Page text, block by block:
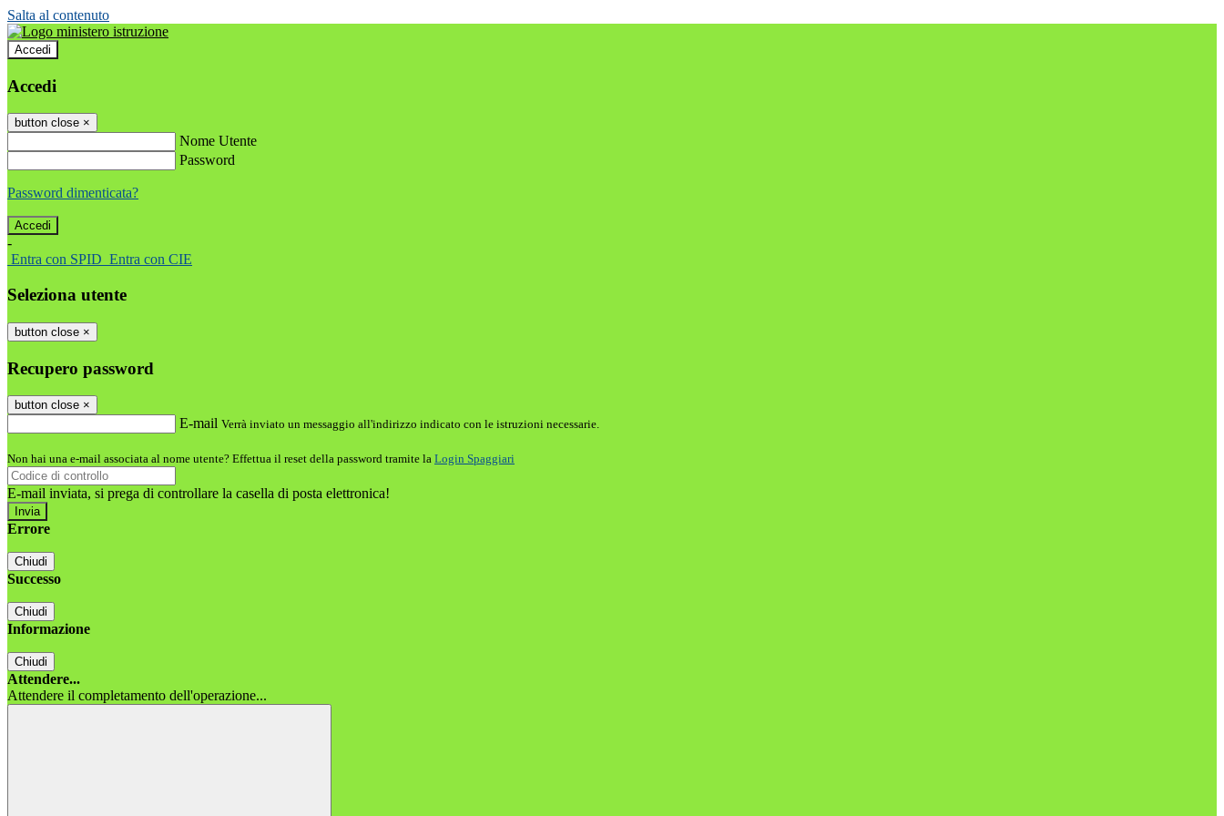
Salta al contenuto
Accedi
Accedi
button close ×
Nome Utente
Password
Password dimenticata?
-
Entra con SPID Entra con CIE
Seleziona utente
button close ×
Recupero password
button close ×
E-mail Verrà inviato un messaggio all'indirizzo indicato con le istruzioni necessarie.
Non hai una e-mail associata al nome utente? Effettua il reset della password tramite la Login Spaggiari
E-mail inviata, si prega di controllare la casella di posta elettronica!
Errore
Chiudi
Successo
Chiudi
Informazione
Chiudi
Attendere...
Attendere il completamento dell'operazione...